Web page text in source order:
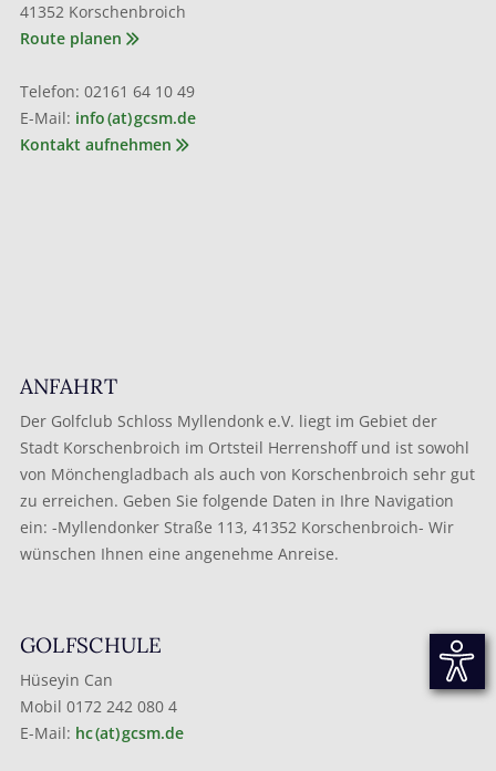
41352 Korschenbroich
Route planen
Telefon: 02161 64 10 49
E-Mail: info (at) gcsm.de
Kontakt aufnehmen
ANFAHRT
Der Golfclub Schloss Myllendonk e.V. liegt im Gebiet der
Stadt Korschenbroich im Ortsteil Herrenshoff und ist sowohl
von Mönchengladbach als auch von Korschenbroich sehr gut
zu erreichen. Geben Sie folgende Daten in Ihre Navigation
ein: -Myllendonker Straße 113, 41352 Korschenbroich- Wir
wünschen Ihnen eine angenehme Anreise.
GOLFSCHULE
Hüseyin Can
Mobil 0172 242 080 4
E-Mail: hc (at) gcsm.de